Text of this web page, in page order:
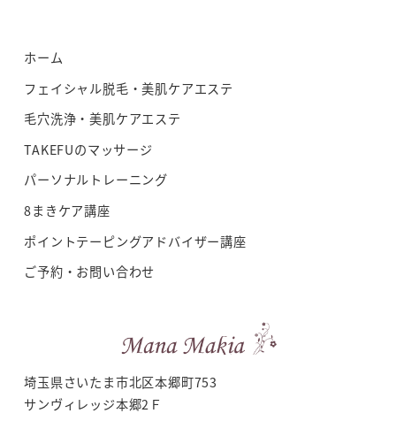
ホーム
フェイシャル脱毛・美肌ケアエステ
毛穴洗浄・美肌ケアエステ
TAKEFUのマッサージ
パーソナルトレーニング
8まきケア講座
ポイントテーピングアドバイザー講座
ご予約・お問い合わせ
埼玉県さいたま市北区本郷町753
サンヴィレッジ本郷2Ｆ